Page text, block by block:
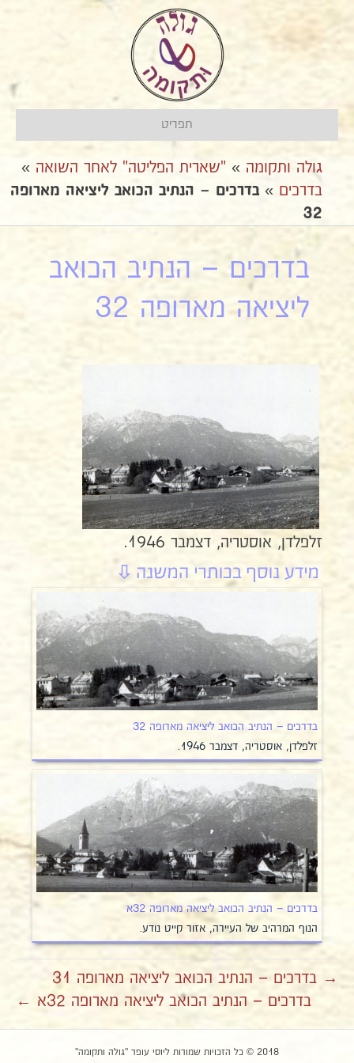
תפריט
גולה ותקומה » "שארית הפליטה" לאחר השואה »
בדרכים »בדרכים – הנתיב הכואב ליציאה מארופה
32
בדרכים – הנתיב הכואב
ליציאה מארופה 32
זלפלדן, אוסטריה, דצמבר 1946.
בדרכים – הנתיב הכואב ליציאה מארופה 32
זלפלדן, אוסטריה, דצמבר 1946.
בדרכים – הנתיב הכואב ליציאה מארופה 32א
הנוף המרהיב של העיירה, אזור קייט נודע.
→ בדרכים – הנתיב הכואב ליציאה מארופה 31
בדרכים – הנתיב הכואב ליציאה מארופה 32א ←
2018 © כל הזכויות שמורות ליוסי עופר "גולה ותקומה"